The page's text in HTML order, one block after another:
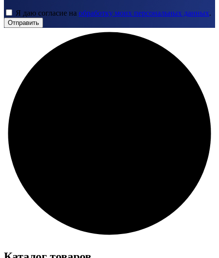
Я даю согласие на обработку моих персональных данных.
Отправить